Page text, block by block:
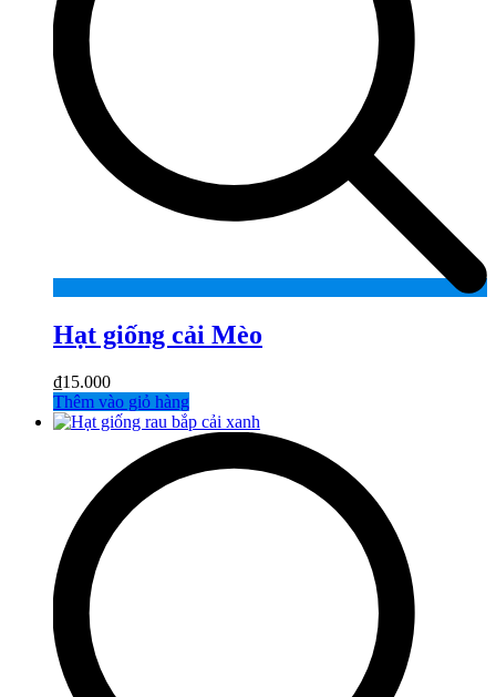
Hạt giống cải Mèo
₫15.000
Thêm vào giỏ hàng